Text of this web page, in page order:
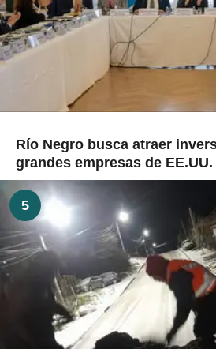
Río Negro busca atraer
grandes empresas de EE.UU.
5